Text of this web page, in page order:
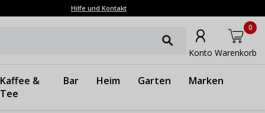
Hilfe und Kontakt
Konto Warenkorb
0
Kaffee &
Tee
Bar Heim Garten Marken